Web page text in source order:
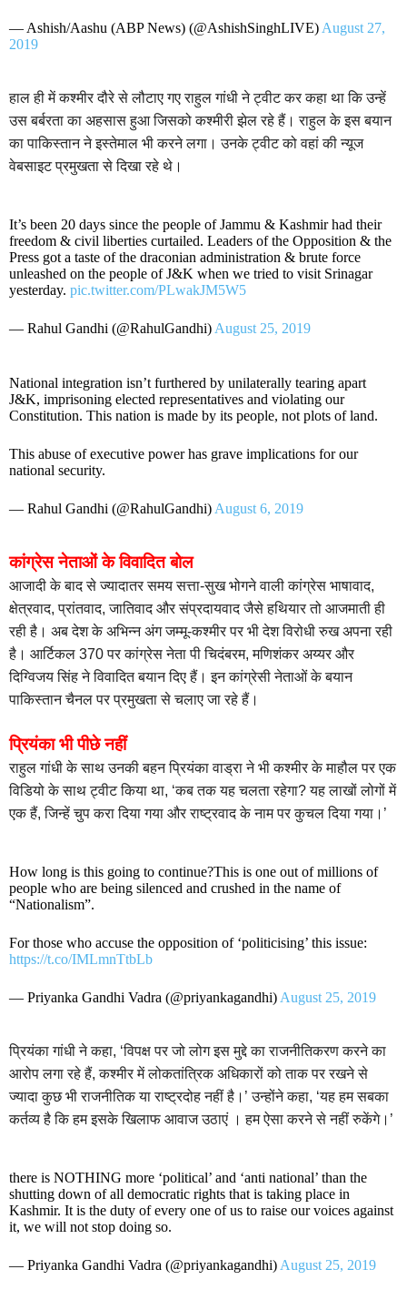
— Ashish/Aashu (ABP News) (@AshishSinghLIVE) August 27,
2019
हाल ही में कश्मीर दौरे से लौटाए गए राहुल गांधी ने ट्वीट कर कहा था कि उन्हें
उस बर्बरता का अहसास हुआ जिसको कश्मीरी झेल रहे हैं। राहुल के इस बयान
का पाकिस्तान ने इस्तेमाल भी करने लगा। उनके ट्वीट को वहां की न्यूज
वेबसाइट प्रमुखता से दिखा रहे थे।
It’s been 20 days since the people of Jammu & Kashmir had their
freedom & civil liberties curtailed. Leaders of the Opposition & the
Press got a taste of the draconian administration & brute force
unleashed on the people of J&K when we tried to visit Srinagar
yesterday. pic.twitter.com/PLwakJM5W5
— Rahul Gandhi (@RahulGandhi) August 25, 2019
National integration isn’t furthered by unilaterally tearing apart
J&K, imprisoning elected representatives and violating our
Constitution. This nation is made by its people, not plots of land.
This abuse of executive power has grave implications for our
national security.
— Rahul Gandhi (@RahulGandhi) August 6, 2019
कांग्रेस नेताओं के विवादित बोल
आजादी के बाद से ज्यादातर समय सत्ता-सुख भोगने वाली कांग्रेस भाषावाद,
क्षेत्रवाद, प्रांतवाद, जातिवाद और संप्रदायवाद जैसे हथियार तो आजमाती ही
रही है। अब देश के अभिन्न अंग जम्मू-कश्मीर पर भी देश विरोधी रुख अपना रही
है। आर्टिकल 370 पर कांग्रेस नेता पी चिदंबरम, मणिशंकर अय्यर और
दिग्विजय सिंह ने विवादित बयान दिए हैं। इन कांग्रेसी नेताओं के बयान
पाकिस्तान चैनल पर प्रमुखता से चलाए जा रहे हैं।
प्रियंका भी पीछे नहीं
राहुल गांधी के साथ उनकी बहन प्रियंका वाड्रा ने भी कश्मीर के माहौल पर एक
विडियो के साथ ट्वीट किया था, ‘कब तक यह चलता रहेगा? यह लाखों लोगों में
एक हैं, जिन्हें चुप करा दिया गया और राष्ट्रवाद के नाम पर कुचल दिया गया।’
How long is this going to continue?This is one out of millions of
people who are being silenced and crushed in the name of
“Nationalism”.
For those who accuse the opposition of ‘politicising’ this issue:
https://t.co/IMLmnTtbLb
— Priyanka Gandhi Vadra (@priyankagandhi) August 25, 2019
प्रियंका गांधी ने कहा, ‘विपक्ष पर जो लोग इस मुद्दे का राजनीतिकरण करने का
आरोप लगा रहे हैं, कश्मीर में लोकतांत्रिक अधिकारों को ताक पर रखने से
ज्यादा कुछ भी राजनीतिक या राष्ट्रदोह नहीं है।’ उन्होंने कहा, ‘यह हम सबका
कर्तव्य है कि हम इसके खिलाफ आवाज उठाएं । हम ऐसा करने से नहीं रुकेंगे।’
there is NOTHING more ‘political’ and ‘anti national’ than the
shutting down of all democratic rights that is taking place in
Kashmir. It is the duty of every one of us to raise our voices against
it, we will not stop doing so.
— Priyanka Gandhi Vadra (@priyankagandhi) August 25, 2019